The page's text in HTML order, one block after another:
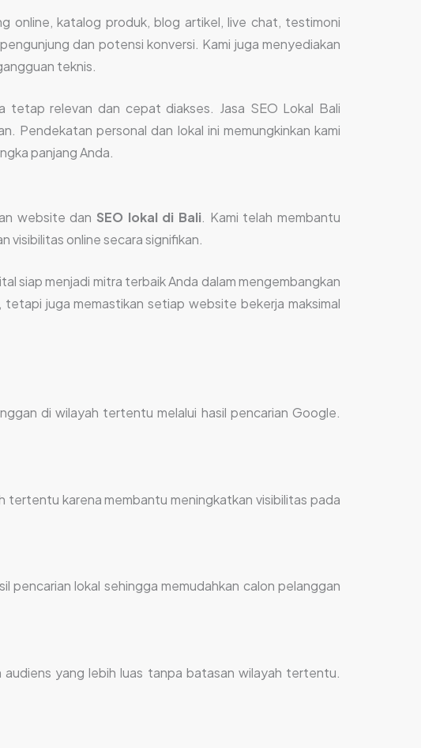
online, katalog produk, blog artikel, live chat, testimoni
dan potensi konversi. Kami juga menyediakan
teknis.
tetap relevan dan cepat diakses. Jasa SEO Lokal Bali
Pendekatan personal dan lokal ini memungkinkan kami
panjang Anda.
website dan SEO lokal di Bali. Kami telah membantu
visibilitas online secara signifikan.
siap menjadi mitra terbaik Anda dalam mengembangkan
juga memastikan setiap website bekerja maksimal
di wilayah tertentu melalui hasil pencarian Google.
karena membantu meningkatkan visibilitas pada
pencarian lokal sehingga memudahkan calon pelanggan
yang lebih luas tanpa batasan wilayah tertentu.